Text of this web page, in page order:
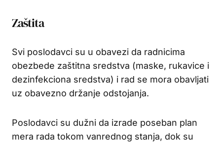
Zaštita
Svi poslodavci su u obavezi da radnicima
obezbede zaštitna sredstva (maske, rukavice i
dezinfekciona sredstva) i rad se mora obavljati
uz obavezno držanje odstojanja.
Poslodavci su dužni da izrade poseban plan
mera rada tokom vanrednog stanja, dok su